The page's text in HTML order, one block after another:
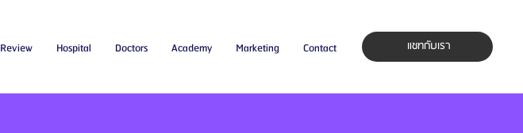
Review Hospital Doctors Academy Marketing Contact แชทกับเรา